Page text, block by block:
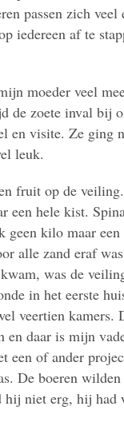
passen zich veel
iedereen af te
moeder veel
de zoete inval bij
en visite. Ze ging
leuk.
fruit op de
een hele kist.
geen kilo maar
alle zand eraf
was de
in het eerste
veertien kamers.
en daar is mijn
of ander
De boeren
hij niet erg, hij